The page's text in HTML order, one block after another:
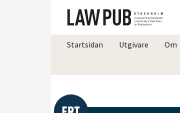
Startsidan Utgivare Om